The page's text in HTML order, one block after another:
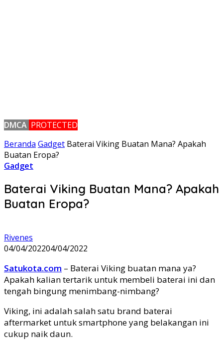
DMCA PROTECTED
Beranda Gadget Baterai Viking Buatan Mana? Apakah
Buatan Eropa?
Gadget
Baterai Viking Buatan Mana? Apakah
Buatan Eropa?
Rivenes
04/04/202204/04/2022
Satukota.com – Baterai Viking buatan mana ya?
Apakah kalian tertarik untuk membeli baterai ini dan
tengah bingung menimbang-nimbang?
Viking, ini adalah salah satu brand baterai
aftermarket untuk smartphone yang belakangan ini
cukup naik daun.